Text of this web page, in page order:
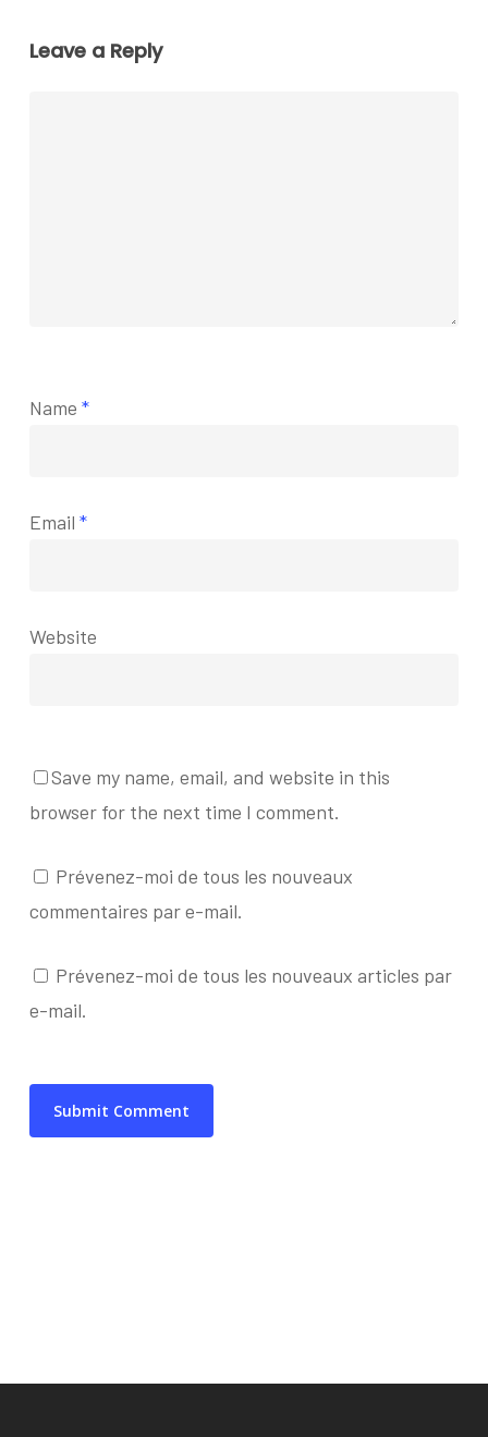
Leave a Reply
Name *
Email *
Website
Save my name, email, and website in this
browser for the next time I comment.
Prévenez-moi de tous les nouveaux
commentaires par e-mail.
Prévenez-moi de tous les nouveaux articles par
e-mail.